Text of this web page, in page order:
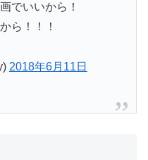
でいいから！
ら！！！
2018年6月11日